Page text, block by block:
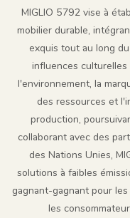
MIGLIO 5792 vise à
mobilier durable,
exquis tout au long
influences
l'environnement, la
des ressources et
production,
collaborant avec des
des Nations Unies,
solutions à faibles
gagnant-gagnant pour
les